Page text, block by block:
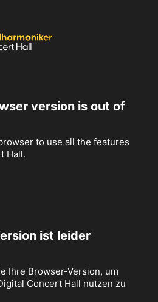
version is out of
to use all the features
Hall.
ist leider
Ihre Browser-Version, um
Concert Hall nutzen zu